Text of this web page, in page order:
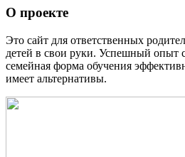
О проекте
Это сайт для ответственных
детей в свои руки. Успешный опыт
семейная форма обучения
имеет альтернативы.